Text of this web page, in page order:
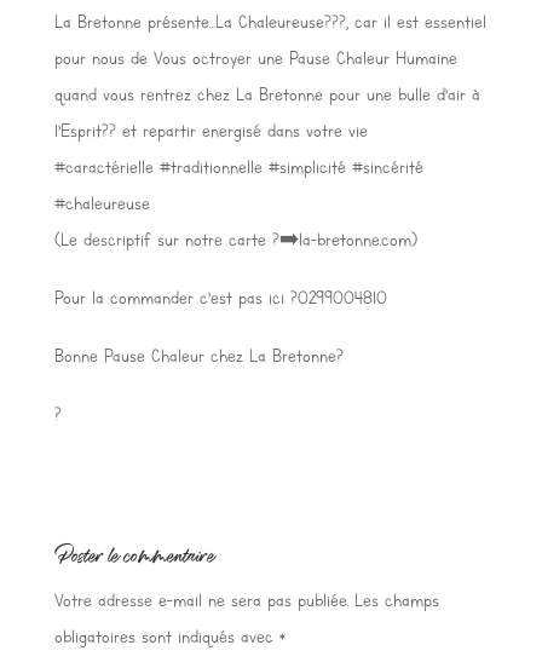
La Bretonne présente…La Chaleureuse???, car il est essentiel
pour nous de Vous octroyer une Pause Chaleur Humaine
quand vous rentrez chez La Bretonne pour une bulle d’air à
l’Esprit?? et repartir energisé dans votre vie
#caractérielle #traditionnelle #simplicité #sincérité
#chaleureuse
(Le descriptif sur notre carte ?➡️la-bretonne.com)
Pour la commander c’est pas ici ?0299004810
Bonne Pause Chaleur chez La Bretonne?
?
Poster le commentaire
Votre adresse e-mail ne sera pas publiée. Les champs
obligatoires sont indiqués avec *